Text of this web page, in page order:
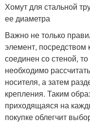
Хомут для стальной
ее диаметра
Важно не только
элемент, посредством
соединен со стеной,
необходимо
носителя, а затем
крепления. Таким
приходящаяся на
покупке облегчит